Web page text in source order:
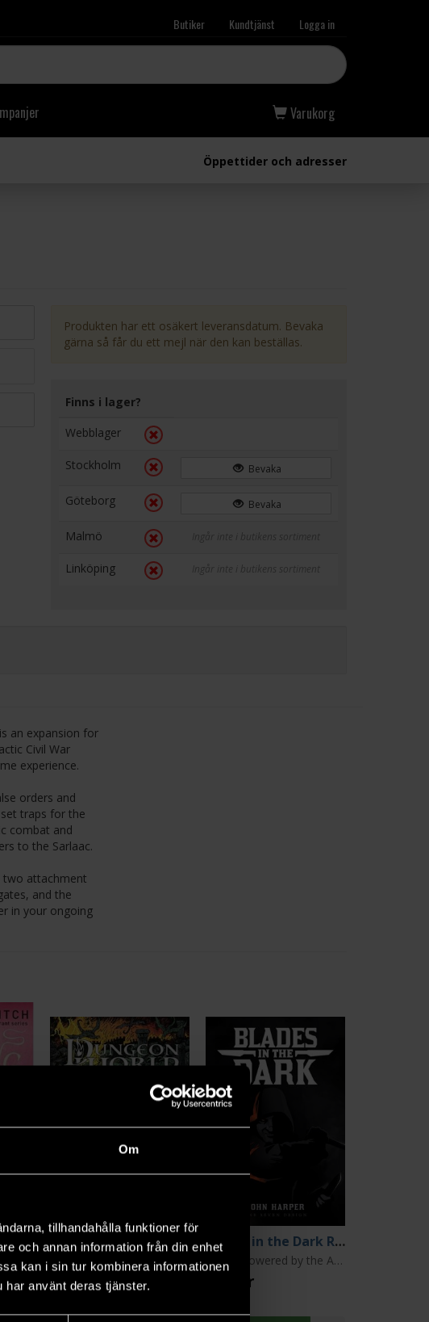
Om
tillhandahålla funktioner för
och annan information från din enhet
kan i sin tur kombinera informationen
har använt deras tjänster.
Butiker Kundtjänst Logga in
Varukorg
Öppettider och adresser
Produkten har ett osäkert leveransdatum. Bevaka
gärna så får du ett mejl när den kan beställas.
Finns i lager?
Webblager
Stockholm Bevaka
Göteborg Bevaka
Malmö Ingår inte i butikens sortiment
Linköping Ingår inte i butikens sortiment
an expansion for
Civil War
experience.
orders and
traps for the
combat and
to the Sarlaac.
two attachment
and the
in your ongoing
Dungeon World RPG
PbtA - Powered by the Apocalypse
275 kr
Blades in the Dark RPG
PbtA - Powered by the Apocalypse: Forged in the Dark
329 kr